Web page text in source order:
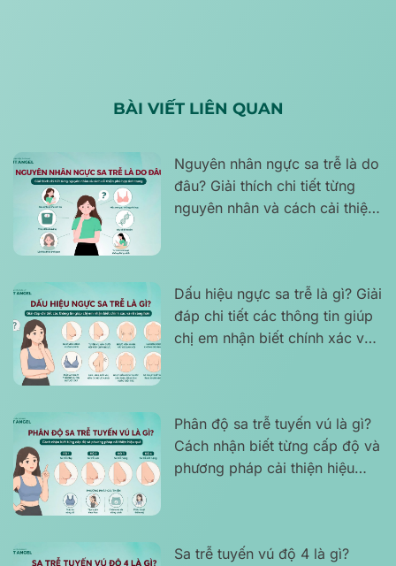
BÀI VIẾT LIÊN QUAN
Nguyên nhân ngực sa trễ là do
đâu? Giải thích chi tiết từng
nguyên nhân và cách cải thiện
Dấu hiệu ngực sa trễ là gì? Giải
đáp chi tiết các thông tin giúp
chị em nhận biết chính xác và
Phân độ sa trễ tuyến vú là gì?
Cách nhận biết từng cấp độ và
phương pháp cải thiện hiệu
Sa trễ tuyến vú độ 4 là gì?